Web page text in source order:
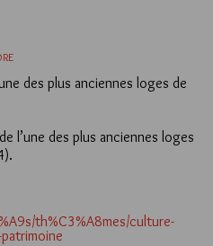
des plus anciennes loges de
l’une des plus anciennes loges
th%C3%A8mes/culture-